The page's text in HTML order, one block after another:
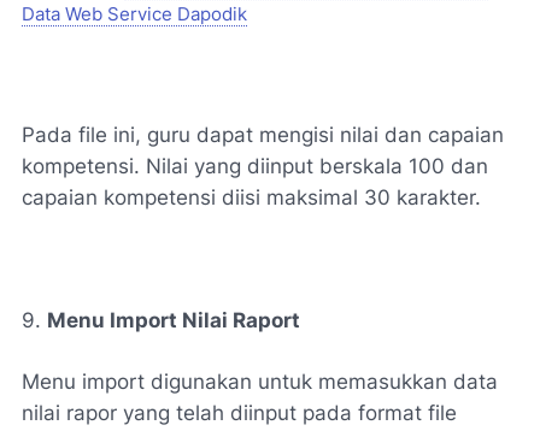
Data Web Service Dapodik
Pada file ini, guru dapat mengisi nilai dan capaian
kompetensi. Nilai yang diinput berskala 100 dan
capaian kompetensi diisi maksimal 30 karakter.
9. Menu Import Nilai Raport
Menu import digunakan untuk memasukkan data
nilai rapor yang telah diinput pada format file